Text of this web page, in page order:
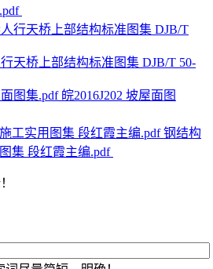
天桥上部结构标准图集 DJB/T 50-
皖2016J202 坡屋面图
钢结构
集 段红霞主编.pdf